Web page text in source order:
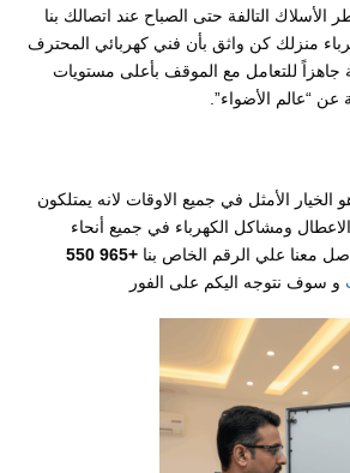
الأسلاك التالفة حتى الصباح عند اتصالك بنا
منزلك كن واثق بأن فني كهربائي المحترف
للتعامل مع الموقف بأعلى مستويات
عن “عالم الأضواء”.
الخيار الأمثل في جميع الاوقات لانه يمتلكون
ومشاكل الكهرباء في جميع أنحاء
معنا علي الرقم الخاص بنا
+965 550
و سوف نتوجه اليكم على الفور